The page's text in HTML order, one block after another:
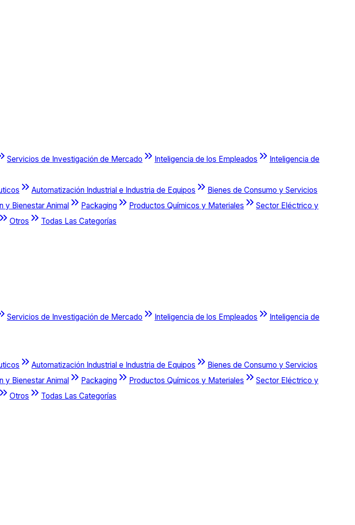
Servicios de Investigación de Mercado Inteligencia de los Empleados
Inteligencia de
Automatización Industrial e Industria de Equipos
Bienes de Consumo y Servicios
y Bienestar Animal Packaging Productos Químicos y Materiales
Sector Eléctrico y
Otros Todas Las Categorías
Servicios de Investigación de Mercado Inteligencia de los Empleados
Inteligencia de
Automatización Industrial e Industria de Equipos
Bienes de Consumo y Servicios
y Bienestar Animal Packaging Productos Químicos y Materiales
Sector Eléctrico y
Otros
Todas Las Categorías